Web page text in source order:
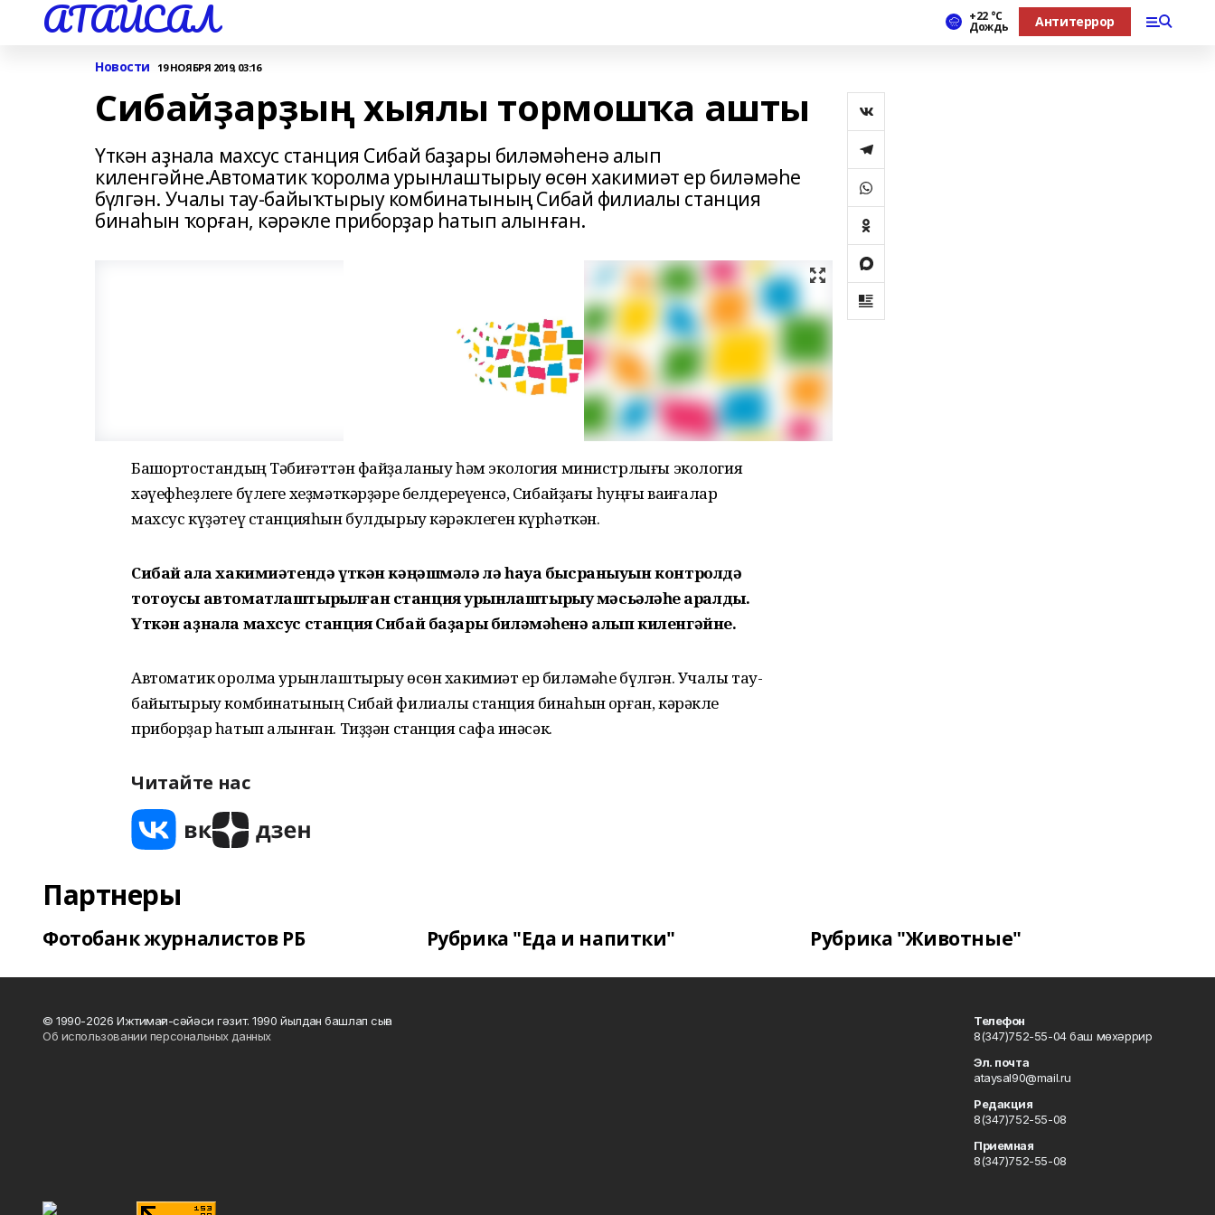
АТАЙСАЛ +22 °С
Дождь Антитеррор
Новости 19 НОЯБРЯ 2019, 03:16
Сибайҙарҙың хыялы тормошҡа ашты
Үткән аҙнала махсус станция Сибай баҙары биләмәһенә алып
киленгәйне.Автоматик ҡоролма урынлаштырыу өсөн хакимиәт ер биләмәһе
бүлгән. Учалы тау-байыҡтырыу комбинатының Сибай филиалы станция
бинаһын ҡорған, кәрәкле приборҙар һатып алынған.
Башҡортостандың Тәбиғәттән файҙаланыу һәм экология министрлығы экология
хәүефһеҙлеге бүлеге хеҙмәткәрҙәре белдереүенсә, Сибайҙағы һуңғы ваҡиғалар
махсус күҙәтеү станцияһын булдырыу кәрәклеген күрһәткән.
Сибай ҡала хакимиәтендә үткән кәңәшмәлә лә һауа бысраныуын контролдә
тотоусы автоматлаштырылған станция урынлаштырыу мәсьәләһе ҡаралды.
Үткән аҙнала махсус станция Сибай баҙары биләмәһенә алып киленгәйне.
Автоматик ҡоролма урынлаштырыу өсөн хакимиәт ер биләмәһе бүлгән. Учалы тау-
байыҡтырыу комбинатының Сибай филиалы станция бинаһын ҡорған, кәрәкле
приборҙар һатып алынған. Тиҙҙән станция сафҡа инәсәк.
Читайте нас
Партнеры
Фотобанк журналистов РБ Рубрика "Еда и напитки" Рубрика "Животные"
© 1990-2026 Ижтимағи-сәйәси гәзит. 1990 йылдан башлап сыға
Об использовании персональных данных
Телефон
8(347)752-55-04 баш мөхәррир
Эл. почта
ataysal90@mail.ru
Редакция
8(347)752-55-08
Приемная
8(347)752-55-08